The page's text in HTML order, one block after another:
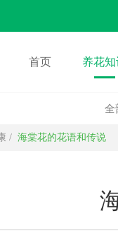
首页 养花知
全
/ 海棠花的花语和传说